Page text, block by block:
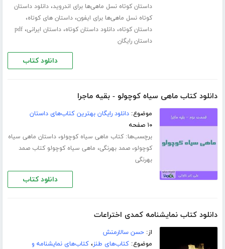
داستان کوتاه نسل ماهی‌ها برای اندروید،دانلود داستان
کوتاه نسل ماهی‌ها برای ایفون،داستان های کوتاه،
داستان کوتاه،دانلود داستان کوتاه،داستان ایرانی،pdf
داستان رایگان
دانلود کتاب
دانلود کتاب ماهی سیاه کوچولو - بقیه ماجرا
موضوع:دانلود رایگان بهترین کتاب‌های داستان
۱۰ صفحه
برچسب‌ها:کتاب ماهی سیاه کوچولو،داستان ماهی سیاه
کوچولو،صمد بهرنگی، ماهی سیاه کوچولو کتاب صمد
بهرنگی
دانلود کتاب
دانلود کتاب نمایشنامه کمدی اختراعات
از:حسن سالارمنش
موضوع:کتاب‌های طنز،کتاب‌های نمایشنامه و